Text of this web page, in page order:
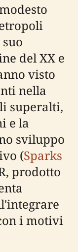
del XX e
visto
nella
superalti,
e la
sviluppo
(Sparks
prodotto
i motivi